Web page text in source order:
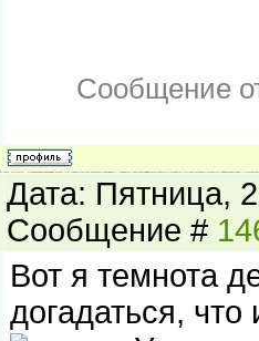
Сообщение
Дата: Пятница,
Сообщение #
Вот я темнота
догадаться,